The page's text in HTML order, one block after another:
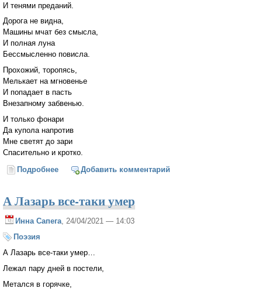
И тенями преданий.
Дорога не видна,
Машины мчат без смысла,
И полная луна
Бессмысленно повисла.
Прохожий, торопясь,
Мелькает на мгновенье
И попадает в пасть
Внезапному забвенью.
И только фонари
Да купола напротив
Мне светят до зари
Спасительно и кротко.
Подробнее о ЛокдаунДобавить комментарий
А Лазарь все-таки умер
Инна Сапега, 24/04/2021 — 14:03
Поэзия
А Лазарь все-таки умер…
Лежал пару дней в постели,
Метался в горячке,